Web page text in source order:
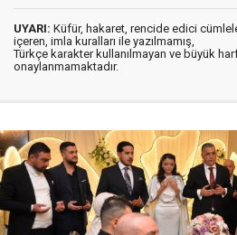
UYARI: Küfür, hakaret, rencide edici
içeren, imla kuralları ile yazılmamış,
Türkçe karakter kullanılmayan ve büyük
onaylanmamaktadır.